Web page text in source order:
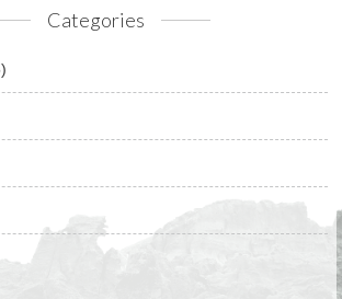
Categories